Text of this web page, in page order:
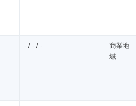
- / - / -
商業地
域